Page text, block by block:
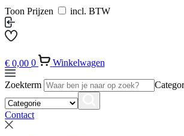
Toon Prijzen incl. BTW
€ 0,00 0 Winkelwagen
Zoekterm
Contact